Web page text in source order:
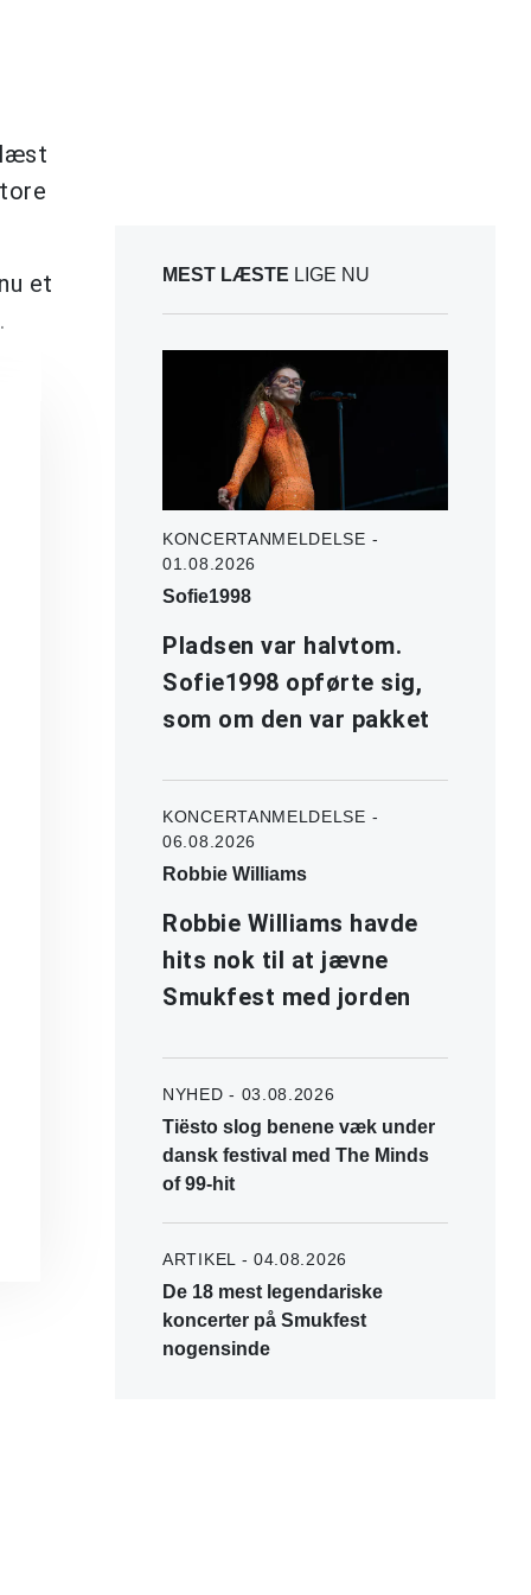
læst
et
MEST LÆSTE LIGE NU
KONCERTANMELDELSE -
01.08.2026
Sofie1998
Pladsen var halvtom.
Sofie1998 opførte sig,
som om den var pakket
KONCERTANMELDELSE -
06.08.2026
Robbie Williams
Robbie Williams havde
hits nok til at jævne
Smukfest med jorden
NYHED - 03.08.2026
Tiësto slog benene væk under
dansk festival med The Minds
of 99-hit
ARTIKEL - 04.08.2026
De 18 mest legendariske
koncerter på Smukfest
nogensinde